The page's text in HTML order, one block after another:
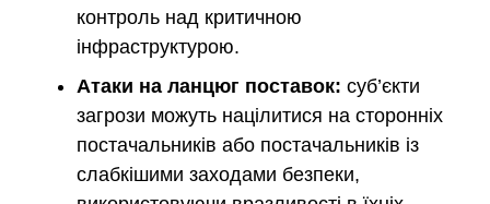
контроль над критичною
інфраструктурою.
Атаки на ланцюг поставок: суб’єкти
загрози можуть націлитися на сторонніх
постачальників або постачальників із
слабкішими заходами безпеки,